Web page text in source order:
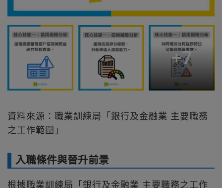
+7
資料來源：職業訓練局「銀行及金融業 主要職務
之工作範圍」
入職條件與晉升前景
根據職業訓練局「銀行及金融業 主要職務之工作